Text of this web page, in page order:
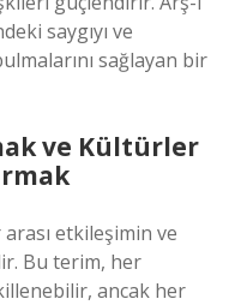
saygıyı ve
sağlayan bir
ve Kültürler
etkileşimin ve
Bu terim, her
ancak her